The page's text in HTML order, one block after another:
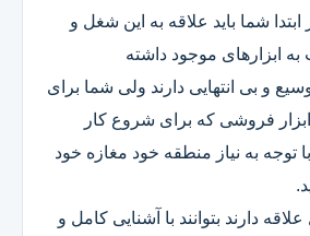
شما باید علاقه به این شغل و
ابزارهای موجود داشته
وسیع و بی انتهایی دارند ولی شما برای
ابزار فروشی که برای شروع کار
توجه به نیاز منطقه خود مغازه خود
دارند بتوانند با آشنایی کامل و